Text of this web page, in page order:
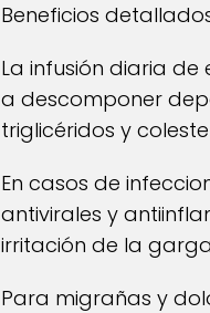
Beneficios
La infusión diaria
a descomponer
triglicéridos y
En casos de
antivirales y
irritación de la
Para migrañas y